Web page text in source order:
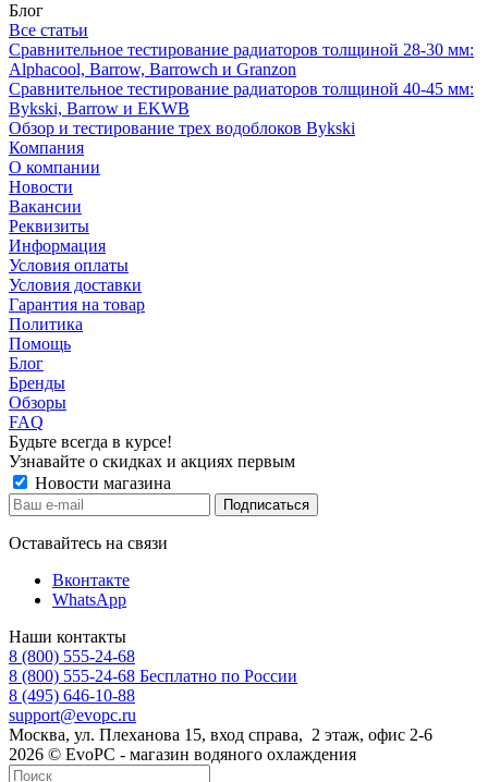
Блог
Все статьи
Сравнительное тестирование радиаторов толщиной 28-30 мм:
Alphacool, Barrow, Barrowch и Granzon
Сравнительное тестирование радиаторов толщиной 40-45 мм:
Bykski, Barrow и EKWB
Обзор и тестирование трех водоблоков Bykski
Компания
О компании
Новости
Вакансии
Реквизиты
Информация
Условия оплаты
Условия доставки
Гарантия на товар
Политика
Помощь
Блог
Бренды
Обзоры
FAQ
Будьте всегда в курсе!
Узнавайте о скидках и акциях первым
Новости магазина
Оставайтесь на связи
Вконтакте
WhatsApp
Наши контакты
8 (800) 555-24-68
8 (800) 555-24-68 Бесплатно по России
8 (495) 646-10-88
support@evopc.ru
Москва, ул. Плеханова 15, вход справа, 2 этаж, офис 2-6
2026 © EvoPC - магазин водяного охлаждения